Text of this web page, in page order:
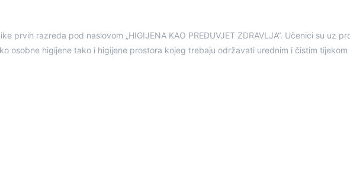
prvih razreda pod naslovom „HIGIJENA KAO PREDUVJET ZDRAVLJA“. Učenici su uz
osobne higijene tako i higijene prostora kojeg trebaju održavati urednim i čistim